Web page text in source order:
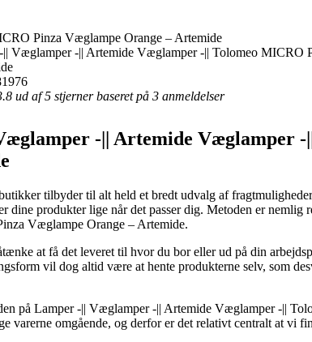
Pinza Væglampe Orange – Artemide
|| Væglamper -|| Artemide Væglamper -|| Tolomeo MICRO
ud af 5 stjerner baseret på 3 anmeldelser
-|| Artemide Væglamper
tilbyder til alt held et bredt udvalg af
dine produkter lige når det passer dig. Metoden er
Væglampe Orange – Artemide.
at få det leveret til hvor du bor eller ud på din
vil dog altid være at hente produkterne selv, som
på Lamper -|| Væglamper -|| Artemide Væglamper -||
varerne omgående, og derfor er det relativt centralt at vi